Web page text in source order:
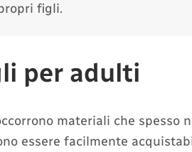
figli.
per adulti
materiali che spesso
essere facilmente